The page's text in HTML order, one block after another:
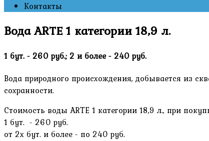
Контакты
Вода ARTE 1 категории 18,9 л.
1 бут. - 260 руб.; 2 и более - 240 руб.
Вода природного происхождения, добывается из
сохранности.
Стоимость воды ARTE 1 категории 18,9 л., при
1 бут. - 260 руб.
от 2х бут. и более - по 240 руб.